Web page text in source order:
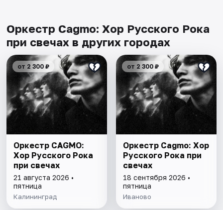
Оркестр Cagmo: Хор Русского Рока
при свечах в других городах
от 2 300 ₽
Оркестр CAGMO:
Хор Русского Рока
при свечах
21 августа 2026 •
пятница
Калининград
от 2 300 ₽
Оркестр Cagmo: Хор
Русского Рока при
свечах
18 сентября 2026 •
пятница
Иваново